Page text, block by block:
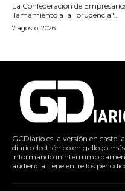
La Confederación de
llamamiento a la "prudencia"...
7 agosto, 2026
GCDiario es la versión en
diario electrónico en gallego
informando
audiencia tiene entre los